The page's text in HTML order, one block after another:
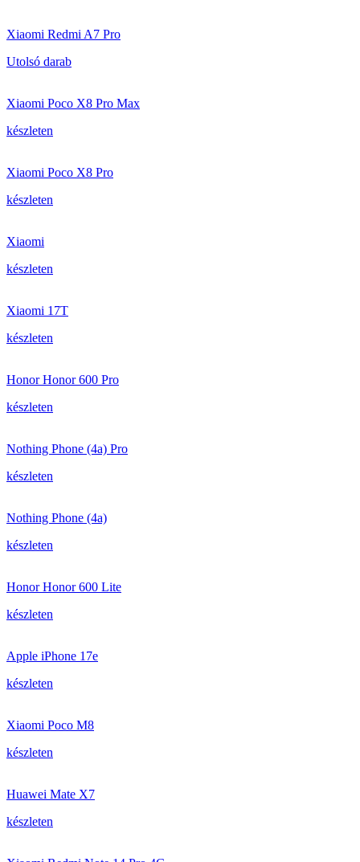
Xiaomi Redmi A7 Pro
Utolsó darab
Xiaomi Poco X8 Pro Max
készleten
Xiaomi Poco X8 Pro
készleten
Xiaomi
készleten
Xiaomi 17T
készleten
Honor Honor 600 Pro
készleten
Nothing Phone (4a) Pro
készleten
Nothing Phone (4a)
készleten
Honor Honor 600 Lite
készleten
Apple iPhone 17e
készleten
Xiaomi Poco M8
készleten
Huawei Mate X7
készleten